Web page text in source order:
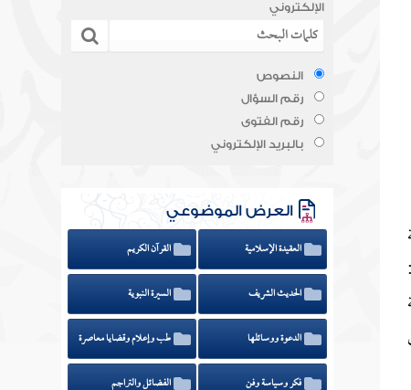
الإلكتروني
النصوص
رقم السؤال
رقم الفتوى
بالبريد الإلكتروني
العرض الموضوعي
العقيدة الإسلامية القرآن الكريم
الحديث الشريف السيرة النبوية
الدعوة ووسائلها طب وإعلام وقضايا معاصرة
فكر وسياسة وفن الفضائل والتراجم